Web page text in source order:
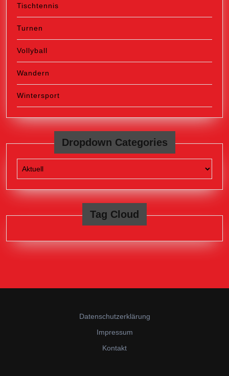
Tischtennis
Turnen
Vollyball
Wandern
Wintersport
Dropdown Categories
Tag Cloud
Datenschutzerklärung
Impressum
Kontakt